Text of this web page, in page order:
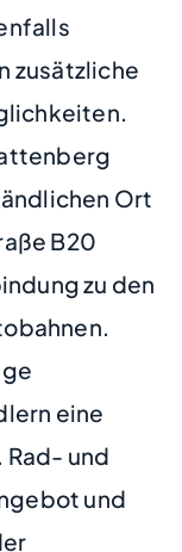
zusätzliche
Ort
B20
zu den
eine
und
und